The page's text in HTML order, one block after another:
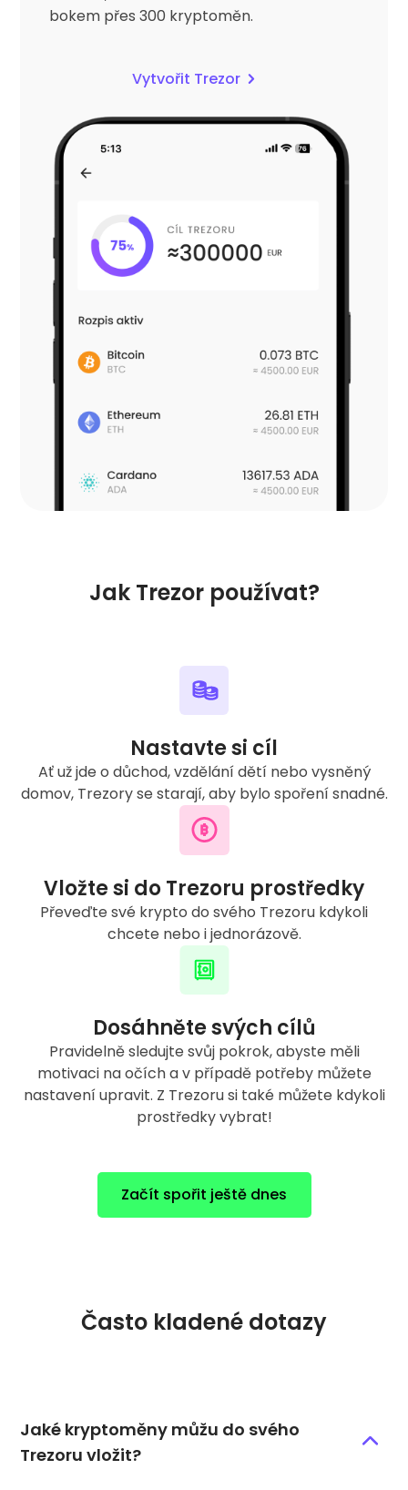
bokem přes 300 kryptoměn.
Vytvořit Trezor
Jak Trezor používat?
Nastavte si cíl
Ať už jde o důchod, vzdělání dětí nebo vysněný
domov, Trezory se starají, aby bylo spoření snadné.
Vložte si do Trezoru prostředky
Převeďte své krypto do svého Trezoru kdykoli
chcete nebo i jednorázově.
Dosáhněte svých cílů
Pravidelně sledujte svůj pokrok, abyste měli
motivaci na očích a v případě potřeby můžete
nastavení upravit. Z Trezoru si také můžete kdykoli
prostředky vybrat!
Začít spořit ještě dnes
Často kladené dotazy
Jaké kryptoměny můžu do svého
Trezoru vložit?